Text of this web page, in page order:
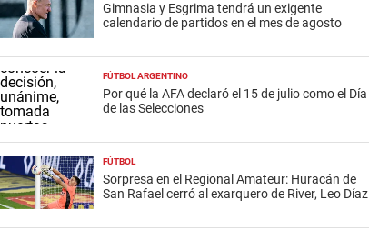
Gimnasia y Esgrima tendrá un exigente
calendario de partidos en el mes de agosto
FÚTBOL ARGENTINO
Por qué la AFA declaró el 15 de julio como el Día
de las Selecciones
FÚTBOL
Sorpresa en el Regional Amateur: Huracán de
San Rafael cerró al exarquero de River, Leo Díaz